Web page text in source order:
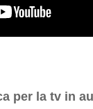
per la tv in